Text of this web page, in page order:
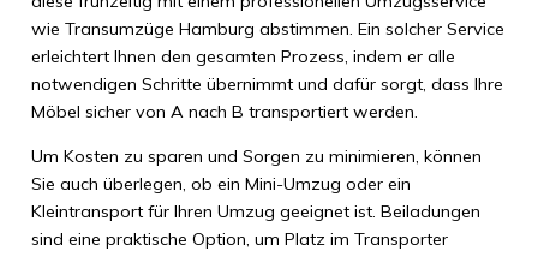
wie Transumzüge Hamburg abstimmen. Ein solcher Service
erleichtert Ihnen den gesamten Prozess, indem er alle
notwendigen Schritte übernimmt und dafür sorgt, dass Ihre
Möbel sicher von A nach B transportiert werden.
Um Kosten zu sparen und Sorgen zu minimieren, können
Sie auch überlegen, ob ein Mini-Umzug oder ein
Kleintransport für Ihren Umzug geeignet ist. Beiladungen
sind eine praktische Option, um Platz im Transporter